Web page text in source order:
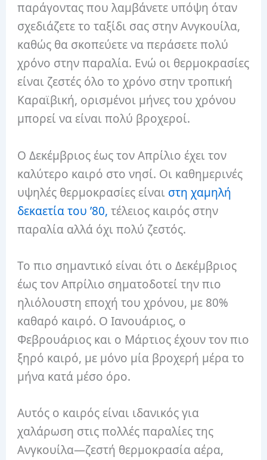
παράγοντας που λαμβάνετε υπόψη όταν
σχεδιάζετε το ταξίδι σας στην Ανγκουίλα,
καθώς θα σκοπεύετε να περάσετε πολύ
χρόνο στην παραλία. Ενώ οι θερμοκρασίες
είναι ζεστές όλο το χρόνο στην τροπική
Καραϊβική, ορισμένοι μήνες του χρόνου
μπορεί να είναι πολύ βροχεροί.
Ο Δεκέμβριος έως τον Απρίλιο έχει τον
καλύτερο καιρό στο νησί. Οι καθημερινές
υψηλές θερμοκρασίες είναι στη χαμηλή
δεκαετία του ’80, τέλειος καιρός στην
παραλία αλλά όχι πολύ ζεστός.
Το πιο σημαντικό είναι ότι ο Δεκέμβριος
έως τον Απρίλιο σηματοδοτεί την πιο
ηλιόλουστη εποχή του χρόνου, με 80%
καθαρό καιρό. Ο Ιανουάριος, ο
Φεβρουάριος και ο Μάρτιος έχουν τον πιο
ξηρό καιρό, με μόνο μία βροχερή μέρα το
μήνα κατά μέσο όρο.
Αυτός ο καιρός είναι ιδανικός για
χαλάρωση στις πολλές παραλίες της
Ανγκουίλα—ζεστή θερμοκρασία αέρα,